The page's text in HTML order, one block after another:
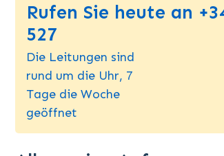
Rufen Sie heute an
527
Die Leitungen sind
rund um die Uhr, 7
Tage die Woche
geöffnet